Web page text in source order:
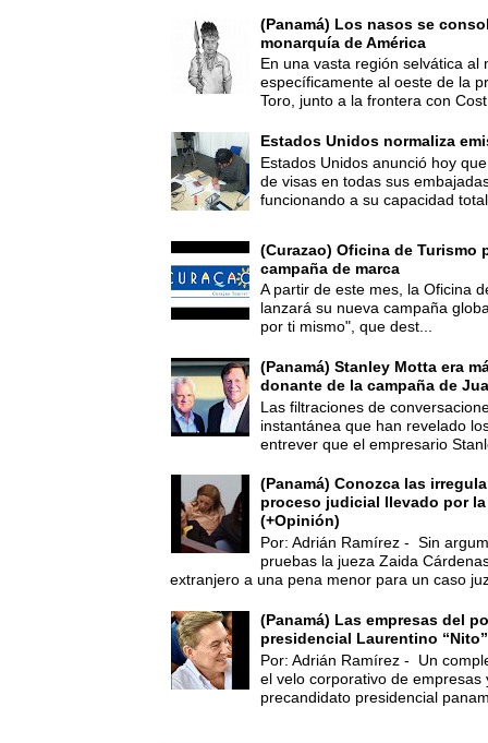
(Panamá) Los nasos se
monarquía de América
En una vasta región selvática al
específicamente al oeste de la
Toro, junto a la frontera con
Estados Unidos normaliza
Estados Unidos anunció hoy
de visas en todas sus
funcionando a su capacidad
(Curazao) Oficina de Turismo
campaña de marca
A partir de este mes, la Oficina
lanzará su nueva campaña
por ti mismo", que dest...
(Panamá) Stanley Motta era
donante de la campaña de
Las filtraciones de
instantánea que han revelado
entrever que el empresario
(Panamá) Conozca las
proceso judicial llevado por
(+Opinión)
Por: Adrián Ramírez - Sin
pruebas la jueza Zaida
extranjero a una pena menor para un caso
(Panamá) Las empresas del
presidencial Laurentino
Por: Adrián Ramírez - Un
el velo corporativo de empresas
precandidato presidencial